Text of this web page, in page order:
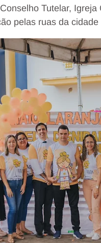
Tutelar,
pelas ruas da